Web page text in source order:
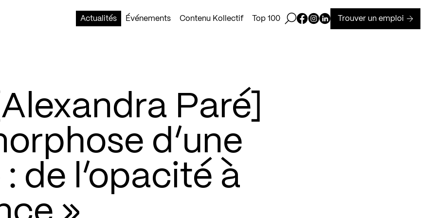
Actualités
Événements Contenu Kollectif Top 100 Ouvrir la barre de recherche
Page Facebook de Kollectif
Page Instagram de Kollectif
Page Linkedin de Kollectif
Trouver un emploi
Paré]
d’une
de l’opacité à